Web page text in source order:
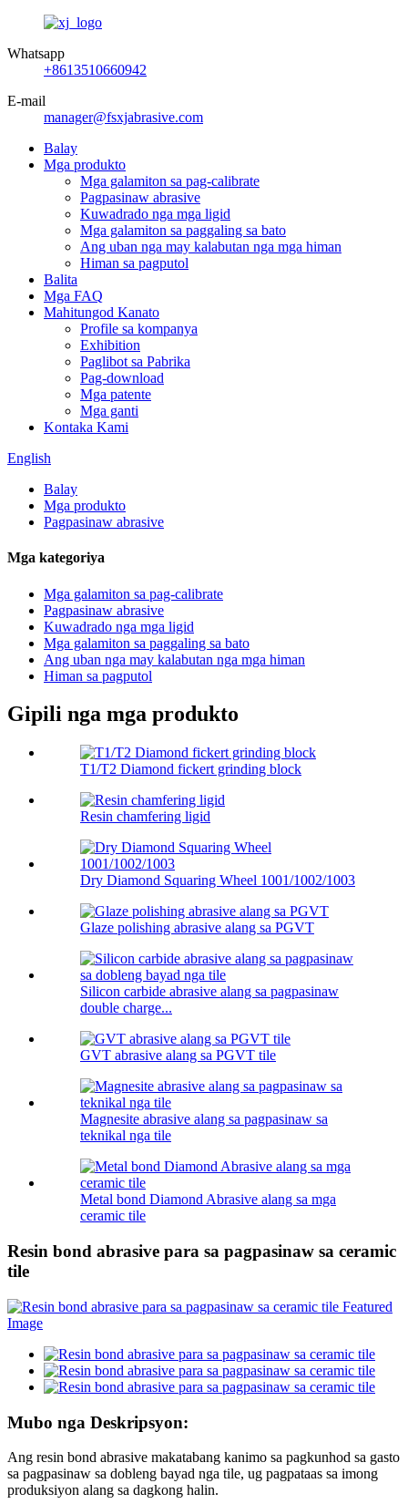
Whatsapp
+8613510660942
E-mail
manager@fsxjabrasive.com
Balay
Mga produkto
Mga galamiton sa pag-calibrate
Pagpasinaw abrasive
Kuwadrado nga mga ligid
Mga galamiton sa paggaling sa bato
Ang uban nga may kalabutan nga mga himan
Himan sa pagputol
Balita
Mga FAQ
Mahitungod Kanato
Profile sa kompanya
Exhibition
Paglibot sa Pabrika
Pag-download
Mga patente
Mga ganti
Kontaka Kami
English
Balay
Mga produkto
Pagpasinaw abrasive
Mga kategoriya
Mga galamiton sa pag-calibrate
Pagpasinaw abrasive
Kuwadrado nga mga ligid
Mga galamiton sa paggaling sa bato
Ang uban nga may kalabutan nga mga himan
Himan sa pagputol
Gipili nga mga produkto
T1/T2 Diamond fickert grinding block
Resin chamfering ligid
Dry Diamond Squaring Wheel 1001/1002/1003
Glaze polishing abrasive alang sa PGVT
Silicon carbide abrasive alang sa pagpasinaw
double charge...
GVT abrasive alang sa PGVT tile
Magnesite abrasive alang sa pagpasinaw sa
teknikal nga tile
Metal bond Diamond Abrasive alang sa mga
ceramic tile
Resin bond abrasive para sa pagpasinaw sa ceramic
tile
Mubo nga Deskripsyon:
Ang resin bond abrasive makatabang kanimo sa pagkunhod sa gasto
sa pagpasinaw sa dobleng bayad nga tile, ug pagpataas sa imong
produksiyon alang sa dagkong halin.